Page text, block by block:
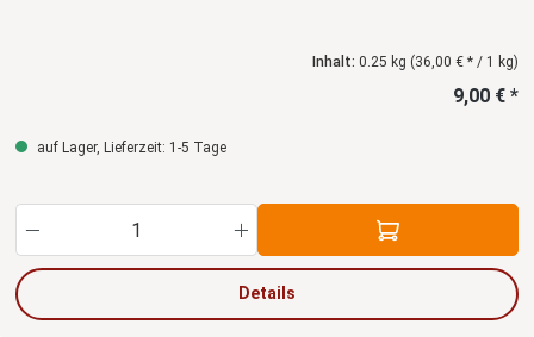
Inhalt: 0.25 kg (36,00 € * / 1 kg)
9,00 € *
auf Lager, Lieferzeit: 1-5 Tage
Produkt Anzahl: Gib den gewünschten Wert
Details